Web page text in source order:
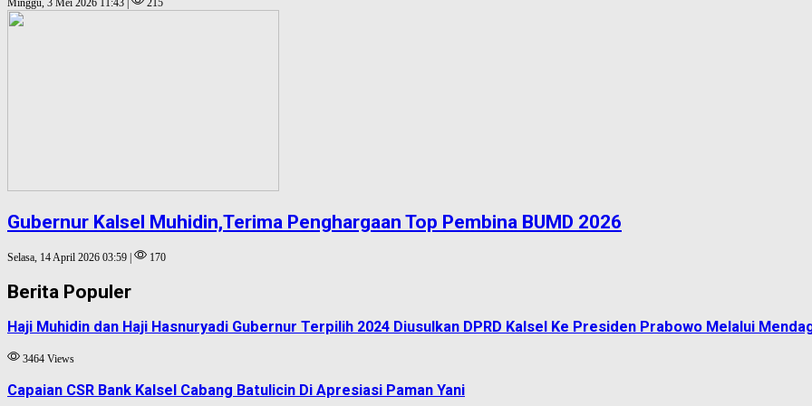
Minggu, 3 Mei 2026 11:43 | 215
Gubernur Kalsel Muhidin,Terima Penghargaan Top Pembina BUMD 2026
Selasa, 14 April 2026 03:59 | 170
Berita Populer
Haji Muhidin dan Haji Hasnuryadi Gubernur Terpilih 2024 Diusulkan DPRD Kalsel Ke Presiden Prabowo Melalui
3464 Views
Capaian CSR Bank Kalsel Cabang Batulicin Di Apresiasi Paman Yani